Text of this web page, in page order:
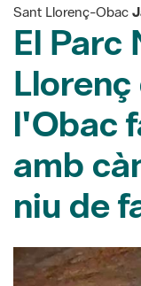
Sant Llorenç-Obac
El Parc
l'Obac
amb
niu de